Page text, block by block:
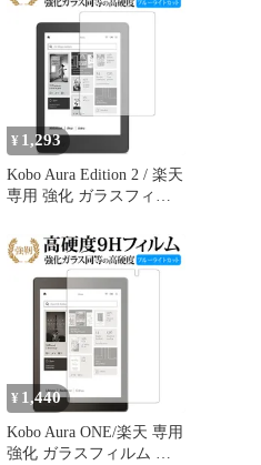
¥ 1,293
Kobo Aura Edition 2 / 楽天
専用 強化 ガラスフィル
ルーライトカット 光沢タ
イプ 改訂版 液晶保護フ
ィルム
¥ 1,440
Kobo Aura ONE/楽天 専用
強化 ガラスフィルム と